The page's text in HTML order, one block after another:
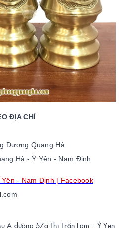
ĐỊA CHỈ
Dương Quang Hà
Hà - Ý Yên - Nam Định
- Nam Định | Facebook
A đường 57a Thị Trấn Lâm – Ý Yên